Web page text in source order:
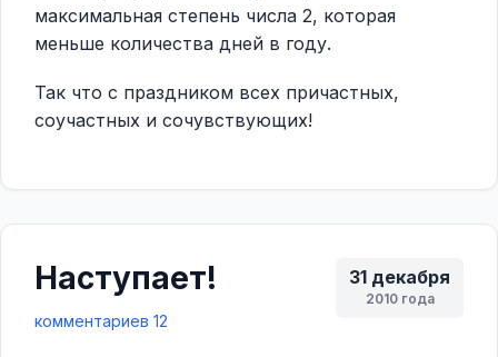
максимальная степень числа 2, которая
меньше количества дней в году.
Так что с праздником всех причастных,
соучастных и сочувствующих!
31 декабря
2010 года
Наступает!
комментариев 12